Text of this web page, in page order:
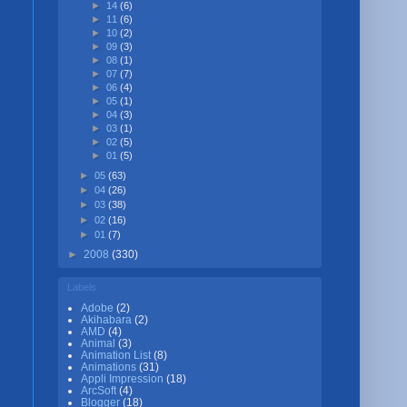
► 14(6)
► 11(6)
► 10(2)
►09(3)
►08(1)
►07(7)
►06(4)
►05(1)
►04(3)
►03(1)
►02(5)
►01(5)
►05(63)
►04(26)
►03(38)
►02(16)
►01(7)
► 2008 (330)
Labels
Adobe (2)
Akihabara (2)
AMD (4)
Animal (3)
Animation List (8)
Animations (31)
Appli Impression (18)
ArcSoft (4)
Blogger (18)